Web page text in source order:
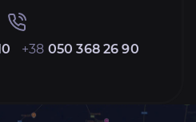
+38 050 368 26 90